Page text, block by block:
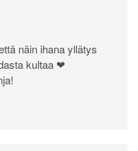
näin ihana yllätys
kultaa ❤